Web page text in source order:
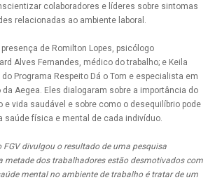
colaboradores e líderes sobre sintomas
relacionadas ao ambiente laboral.
de Romilton Lopes, psicólogo
Alves Fernandes, médico do trabalho; e Keila
Programa Respeito Dá o Tom e especialista em
Aegea. Eles dialogaram sobre a importância do
e vida saudável e sobre como o desequilíbrio pode
saúde física e mental de cada indivíduo.
FGV divulgou o resultado de uma pesquisa
metade dos trabalhadores estão desmotivados com
mental no ambiente de trabalho é tratar de um